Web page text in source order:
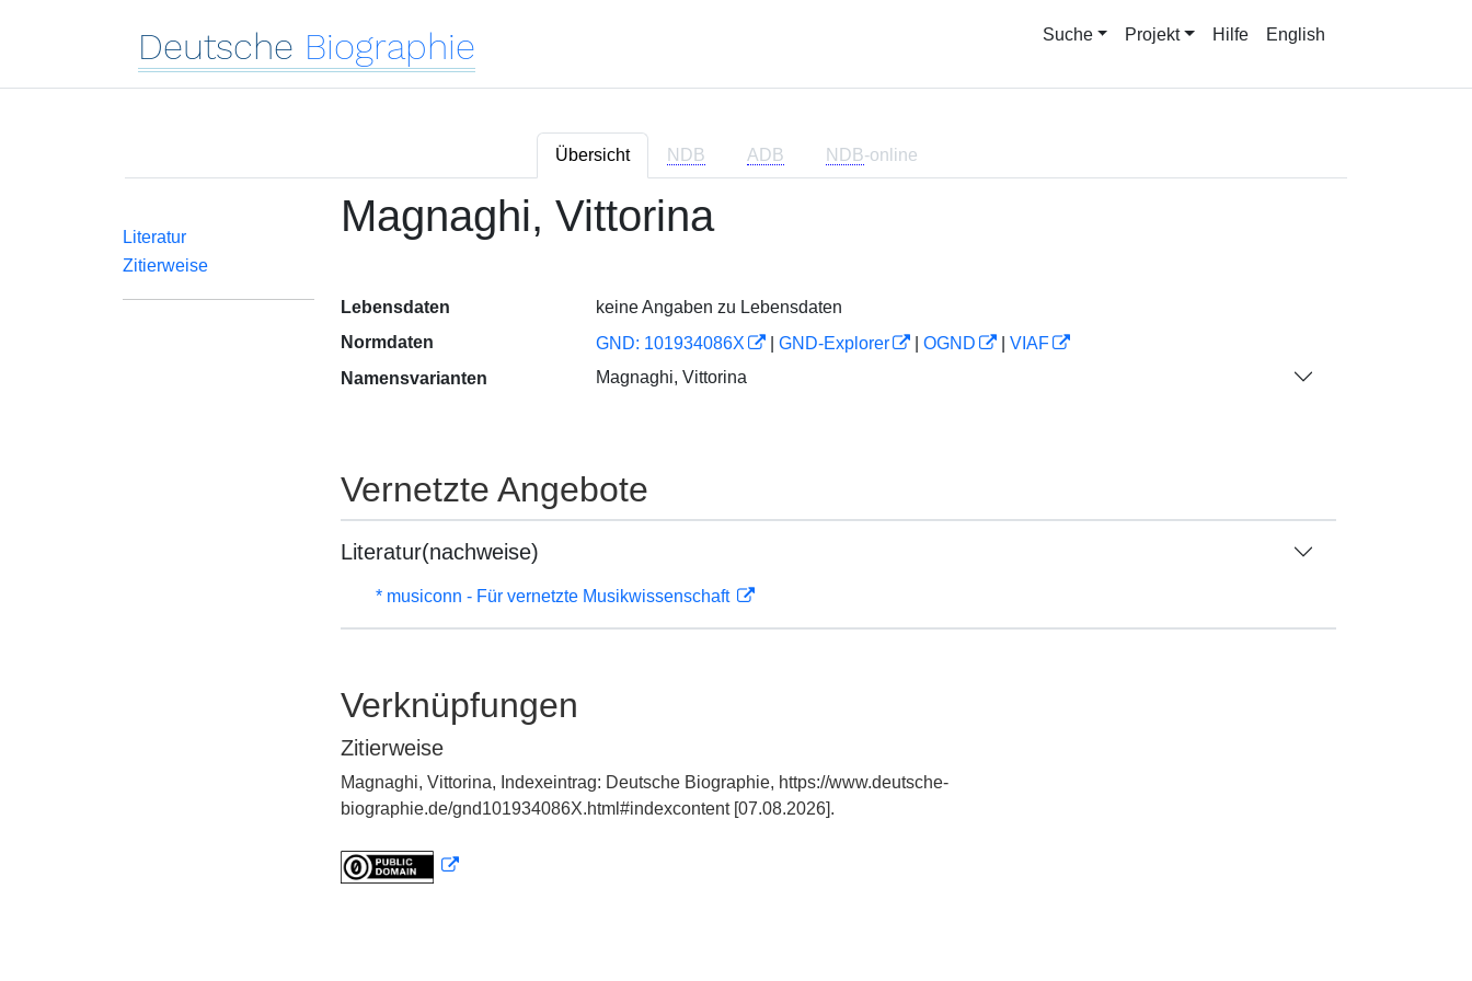
Deutsche Biographie Suche Projekt Hilfe English
Übersicht NDB ADB NDB-online
Literatur
Zitierweise
Magnaghi, Vittorina
Lebensdaten
keine Angaben zu Lebensdaten
Normdaten
GND: 101934086X GND-Explorer OGND
VIAF
Namensvarianten
Magnaghi, Vittorina
Vernetzte Angebote
Literatur(nachweise)
* musiconn - Für vernetzte Musikwissenschaft
Verknüpfungen
Zitierweise
Magnaghi, Vittorina, Indexeintrag: Deutsche Biographie, https://www.deutsche-
biographie.de/gnd101934086X.html#indexcontent [07.08.2026].